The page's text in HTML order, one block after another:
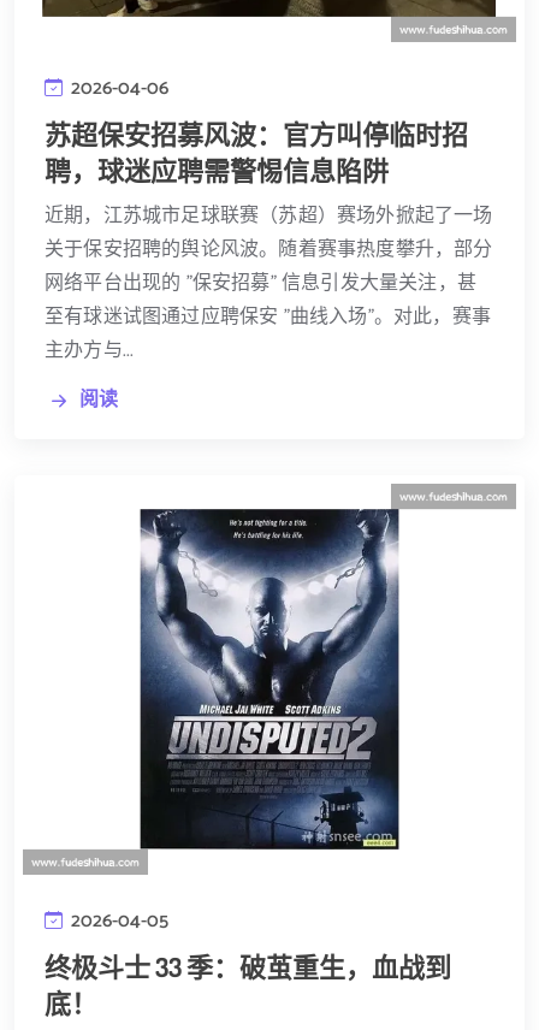
2026-04-06
苏超保安招募风波：官方叫停临时招
聘，球迷应聘需警惕信息陷阱
近期，江苏城市足球联赛（苏超）赛场外掀起了一场
关于保安招聘的舆论风波。随着赛事热度攀升，部分
网络平台出现的 "保安招募" 信息引发大量关注，甚
至有球迷试图通过应聘保安 "曲线入场"。对此，赛事
主办方与...
阅读
2026-04-05
终极斗士 33 季：破茧重生，血战到
底！